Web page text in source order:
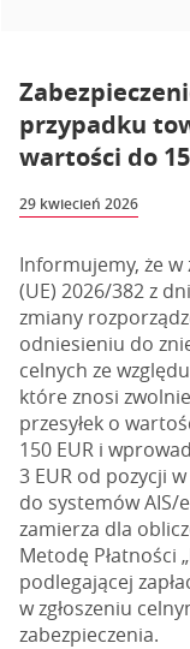
przypadku
wartości do
29 kwiecień 2026
Informujemy, że w
(UE) 2026/382 z
zmiany
odniesieniu do
celnych ze
które znosi
przesyłek o
150 EUR i
3 EUR od pozycji w
do systemów AIS/
zamierza dla
Metodę Płatności
podlegającej
w zgłoszeniu
zabezpieczenia.